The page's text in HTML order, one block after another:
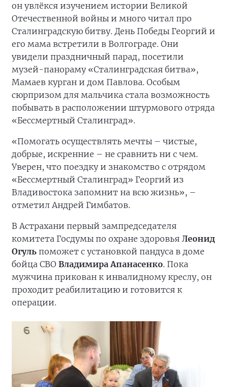
он увлёкся изучением истории Великой
Отечественной войны и много читал про
Сталинградскую битву. День Победы Георгий и
его мама встретили в Волгограде. Они
увидели праздничный парад, посетили
музей-панораму «Сталинградская битва»,
Мамаев курган и дом Павлова. Особым
сюрпризом для мальчика стала возможность
побывать в расположении штурмового отряда
«Бессмертный Сталинград».
«Помогать осуществлять мечты – чистые,
добрые, искренние – не сравнить ни с чем.
Уверен, что поездку и знакомство с отрядом
«Бессмертный Сталинград» Георгий из
Владивостока запомнит на всю жизнь», –
отметил Андрей Гимбатов.
В Астрахани первый зампредседателя
комитета Госдумы по охране здоровья Леонид
Огуль поможет с установкой пандуса в доме
бойца СВО Владимира Апанасенко. Пока
мужчина прикован к инвалидному креслу, он
проходит реабилитацию и готовится к
операции.